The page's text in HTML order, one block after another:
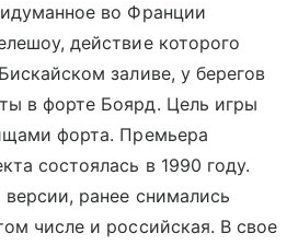
во Франции
действие которого
заливе, у берегов
в форте Боярд. Цель игры
форта. Премьера
состоялась в 1990 году.
ранее снимались
числе и российская. В свое